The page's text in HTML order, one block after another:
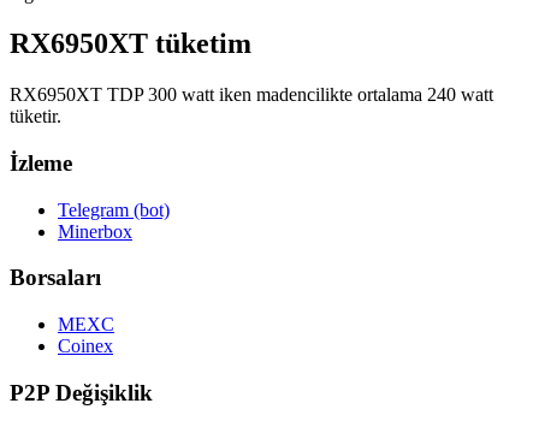
RX6950XT tüketim
RX6950XT TDP 300 watt iken madencilikte ortalama 240 watt
tüketir.
İzleme
Telegram (bot)
Minerbox
Borsaları
MEXC
Coinex
P2P Değişiklik